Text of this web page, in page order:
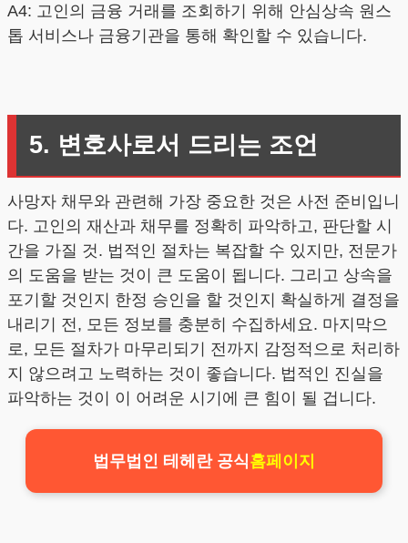
A4: 고인의 금융 거래를 조회하기 위해 안심상속 원스
톱 서비스나 금융기관을 통해 확인할 수 있습니다.
5. 변호사로서 드리는 조언
사망자 채무와 관련해 가장 중요한 것은 사전 준비입니
다. 고인의 재산과 채무를 정확히 파악하고, 판단할 시
간을 가질 것. 법적인 절차는 복잡할 수 있지만, 전문가
의 도움을 받는 것이 큰 도움이 됩니다. 그리고 상속을
포기할 것인지 한정 승인을 할 것인지 확실하게 결정을
내리기 전, 모든 정보를 충분히 수집하세요. 마지막으
로, 모든 절차가 마무리되기 전까지 감정적으로 처리하
지 않으려고 노력하는 것이 좋습니다. 법적인 진실을
파악하는 것이 이 어려운 시기에 큰 힘이 될 겁니다.
법무법인 테헤란 공식홈페이지